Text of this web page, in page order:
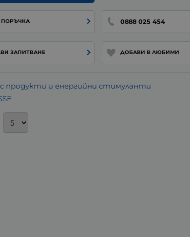
ПОРЪЧКА 0888 025 454
ЗАПИТВАНЕ ДОБАВИ В ЛЮБИМИ
продукти и енергийни стимуланти